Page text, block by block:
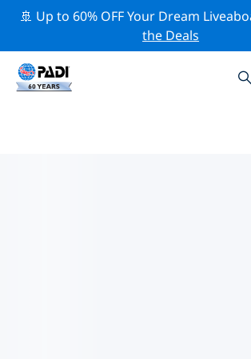
🚢 Up to 60% OFF Your Dream
the Deals